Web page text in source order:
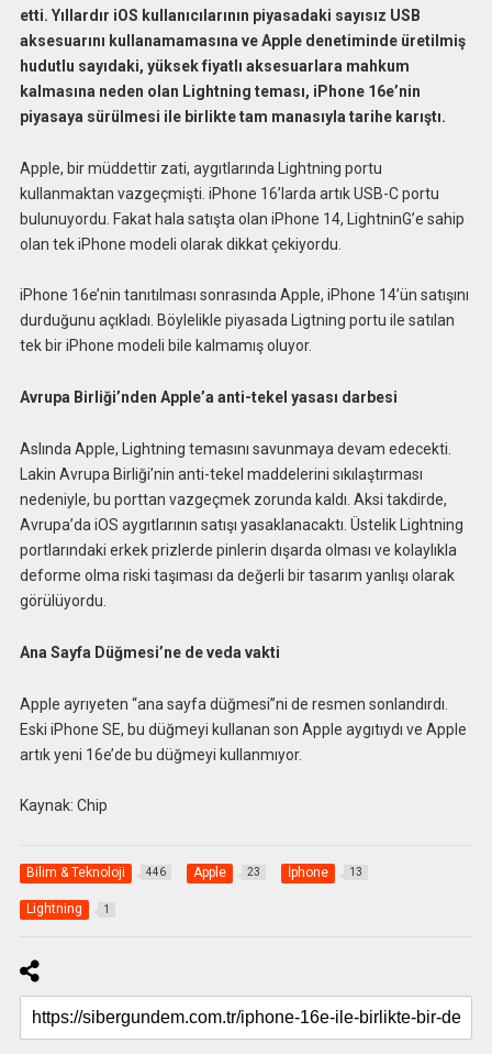
etti. Yıllardır iOS kullanıcılarının piyasadaki sayısız USB
aksesuarını kullanamamasına ve Apple denetiminde üretilmiş
hudutlu sayıdaki, yüksek fiyatlı aksesuarlara mahkum
kalmasına neden olan Lightning teması, iPhone 16e’nin
piyasaya sürülmesi ile birlikte tam manasıyla tarihe karıştı.
Apple, bir müddettir zati, aygıtlarında Lightning portu
kullanmaktan vazgeçmişti. iPhone 16’larda artık USB-C portu
bulunuyordu. Fakat hala satışta olan iPhone 14, LightninG’e sahip
olan tek iPhone modeli olarak dikkat çekiyordu.
iPhone 16e’nin tanıtılması sonrasında Apple, iPhone 14’ün satışını
durduğunu açıkladı. Böylelikle piyasada Ligtning portu ile satılan
tek bir iPhone modeli bile kalmamış oluyor.
Avrupa Birliği’nden Apple’a anti-tekel yasası darbesi
Aslında Apple, Lightning temasını savunmaya devam edecekti.
Lakin Avrupa Birliği’nin anti-tekel maddelerini sıkılaştırması
nedeniyle, bu porttan vazgeçmek zorunda kaldı. Aksi takdirde,
Avrupa’da iOS aygıtlarının satışı yasaklanacaktı. Üstelik Lightning
portlarındaki erkek prizlerde pinlerin dışarda olması ve kolaylıkla
deforme olma riski taşıması da değerli bir tasarım yanlışı olarak
görülüyordu.
Ana Sayfa Düğmesi’ne de veda vakti
Apple ayrıyeten “ana sayfa düğmesi”ni de resmen sonlandırdı.
Eski iPhone SE, bu düğmeyi kullanan son Apple aygıtıydı ve Apple
artık yeni 16e’de bu düğmeyi kullanmıyor.
Kaynak: Chip
Bilim & Teknoloji 446 Apple 23 İphone 13
Lightning 1